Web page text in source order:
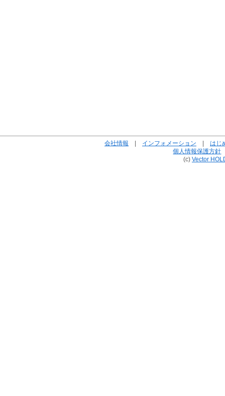
会社情報 | インフォメーション | はじ
個人情報保護方針
(c) Vector